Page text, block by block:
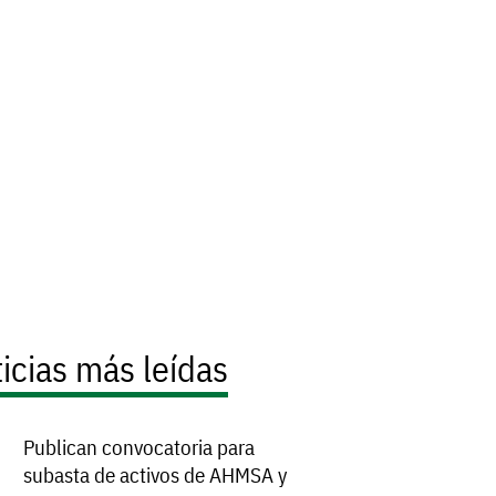
más leídas
Publican convocatoria para
subasta de activos de AHMSA y